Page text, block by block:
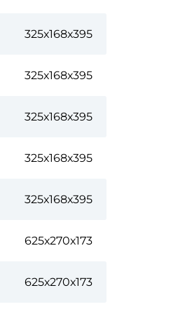
325х168х395
325х168х395
325х168х395
325х168х395
325х168х395
625х270х173
625х270х173